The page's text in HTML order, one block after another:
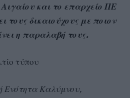
και το επαρχείο ΠΕ
τους δικαιούχους με ποιον
η παραλαβή τους.
τύπου
Ενότητα Καλύμνου,